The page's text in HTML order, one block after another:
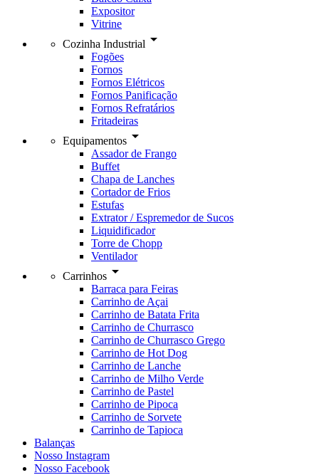
Expositor
Vitrine
Cozinha Industrial arrow_drop_down
Fogões
Fornos
Fornos Elétricos
Fornos Panificação
Fornos Refratários
Fritadeiras
Equipamentos arrow_drop_down
Assador de Frango
Buffet
Chapa de Lanches
Cortador de Frios
Estufas
Extrator / Espremedor de Sucos
Liquidificador
Torre de Chopp
Ventilador
Carrinhos arrow_drop_down
Barraca para Feiras
Carrinho de Açai
Carrinho de Batata Frita
Carrinho de Churrasco
Carrinho de Churrasco Grego
Carrinho de Hot Dog
Carrinho de Lanche
Carrinho de Milho Verde
Carrinho de Pastel
Carrinho de Pipoca
Carrinho de Sorvete
Carrinho de Tapioca
Balanças
Nosso Instagram
Nosso Facebook